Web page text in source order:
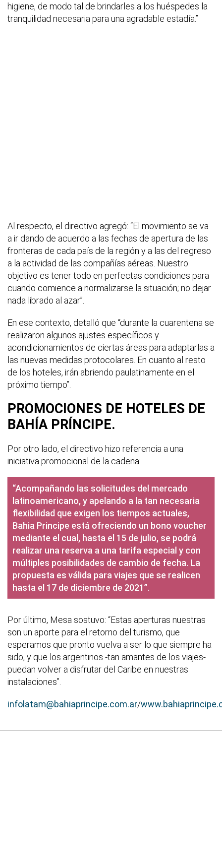
higiene, de modo tal de brindarles a los huéspedes la
tranquilidad necesaria para una agradable estadía.”
Al respecto, el directivo agregó: “El movimiento se va
a ir dando de acuerdo a las fechas de apertura de las
fronteras de cada país de la región y a las del regreso
a la actividad de las compañías aéreas. Nuestro
objetivo es tener todo en perfectas condiciones para
cuando comience a normalizarse la situación; no dejar
nada librado al azar”.
En ese contexto, detalló que “durante la cuarentena se
realizaron algunos ajustes específicos y
acondicionamientos de ciertas áreas para adaptarlas a
las nuevas medidas protocolares. En cuanto al resto
de los hoteles, irán abriendo paulatinamente en el
próximo tiempo”.
PROMOCIONES DE HOTELES DE
BAHÍA PRÍNCIPE.
Por otro lado, el directivo hizo referencia a una
iniciativa promocional de la cadena:
“Acompañando las solicitudes del mercado
latinoamericano, y apelando a la tan necesaria
flexibilidad que exigen los tiempos actuales,
Bahia Principe está ofreciendo un bono voucher
mediante el cual, hasta el 15 de julio, se podrá
realizar una reserva a una tarifa especial y con
múltiples posibilidades de cambio de fecha. La
propuesta es válida para viajes que se realicen
hasta el 17 de diciembre de 2021”.
Por último, Mesa sostuvo: “Estas aperturas nuestras
son un aporte para el retorno del turismo, que
esperamos que pronto vuelva a ser lo que siempre ha
sido, y que los argentinos -tan amantes de los viajes-
puedan volver a disfrutar del Caribe en nuestras
instalaciones”.
infolatam@bahiaprincipe.com.ar/